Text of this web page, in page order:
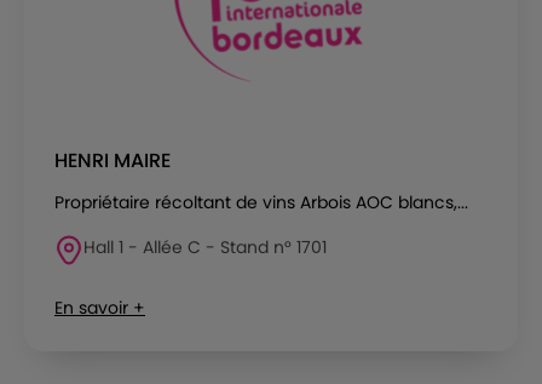
HENRI MAIRE
Propriétaire récoltant de vins Arbois AOC blancs,...
Hall 1 - Allée C - Stand n° 1701
En savoir +